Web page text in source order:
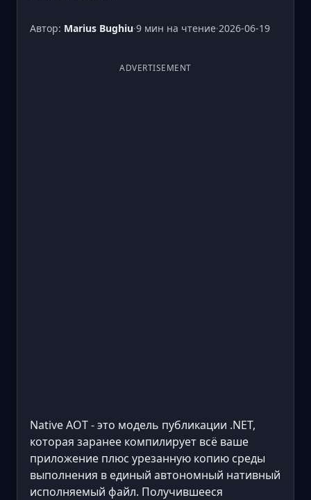
Автор: Marius Bughiu·9 мин на чтение·2026-06-19
ADVERTISEMENT
Native AOT - это модель публикации .NET,
которая заранее компилирует всё ваше
приложение плюс урезанную копию среды
выполнения в единый автономный нативный
исполняемый файл. Получившееся